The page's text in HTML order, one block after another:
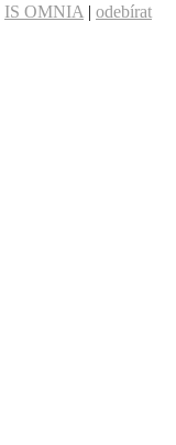
IS OMNIA | odebírat